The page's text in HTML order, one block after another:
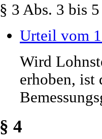
§ 3 Abs. 3 bis
Urteil vom
Wird
erhoben, ist
§ 4